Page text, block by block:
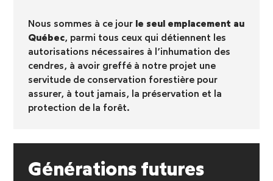
Nous sommes à ce jour le seul emplacement au
Québec, parmi tous ceux qui détiennent les
autorisations nécessaires à l’inhumation des
cendres, à avoir greffé à notre projet une
servitude de conservation forestière pour
assurer, à tout jamais, la préservation et la
protection de la forêt.
Générations futures